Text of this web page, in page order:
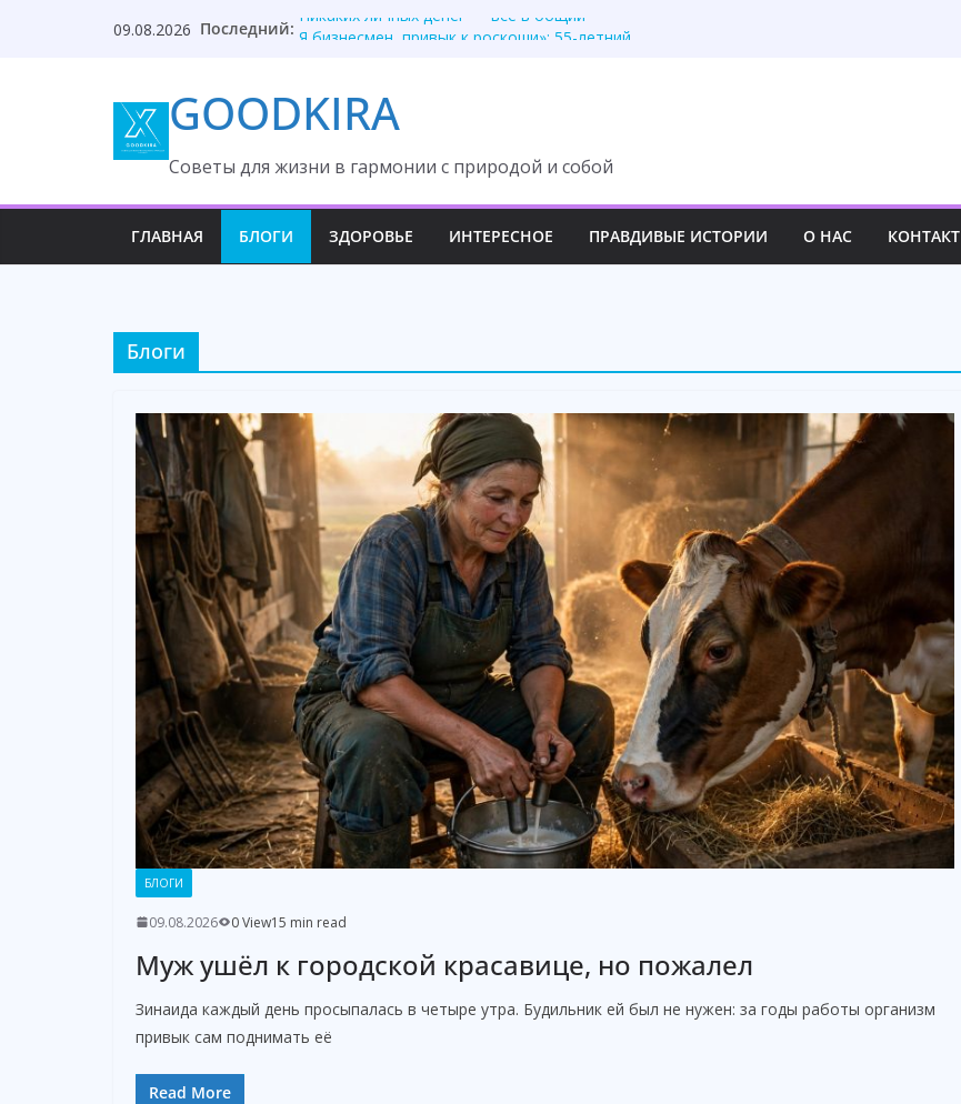
09.08.2026 Последний: Никаких личных денег — всё в общий
Свекровь унизила невестку, но потеряла всё
Молчи, неотесанная колхоза! – орал муж
GOODKIRA
Cоветы для жизни в гармонии с природой и собой
ГЛАВНАЯ БЛОГИ ЗДОРОВЬЕ ИНТЕРЕСНОЕ ПРАВДИВЫЕ ИСТОРИИ О НАС КОНТАКТ
Блоги
БЛОГИ
09.08.2026 0 View15 min read
Муж ушёл к городской красавице, но пожалел
Зинаида каждый день просыпалась в четыре утра. Будильник ей был не нужен: за годы работы организм
привык сам поднимать её
Read More